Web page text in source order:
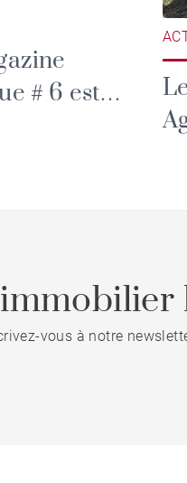
# 6 est
vous à notre